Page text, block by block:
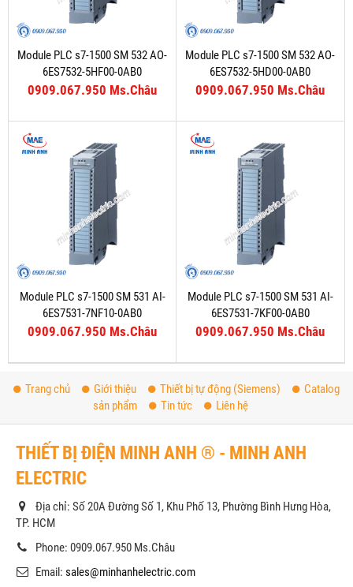
Module PLC s7-1500 SM 532 AO-
6ES7532-5HF00-0AB0
0909.067.950 Ms.Châu
Module PLC s7-1500 SM 532 AO-
6ES7532-5HD00-0AB0
0909.067.950 Ms.Châu
Module PLC s7-1500 SM 531 AI-
6ES7531-7NF10-0AB0
0909.067.950 Ms.Châu
Module PLC s7-1500 SM 531 AI-
6ES7531-7KF00-0AB0
0909.067.950 Ms.Châu
Trang chủ Giới thiệu Thiết bị tự động (Siemens)
Catalog
sản phẩm
Tin tức Liên hệ
THIẾT BỊ ĐIỆN MINH ANH ® - MINH ANH
ELECTRIC
Địa chỉ: Số 20A Đường Số 1, Khu Phố 13, Phường Bình Hưng Hòa,
TP. HCM
Phone: 0909.067.950 Ms.Châu
Email: sales@minhanhelectric.com